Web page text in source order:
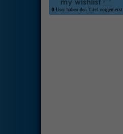
0User haben den Titel vorgemerkt